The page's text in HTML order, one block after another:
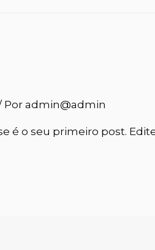
Poradmin@admin
é o seu primeiro post.